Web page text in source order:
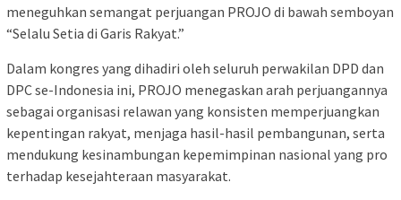
meneguhkan semangat perjuangan PROJO di bawah semboyan
“Selalu Setia di Garis Rakyat.”
Dalam kongres yang dihadiri oleh seluruh perwakilan DPD dan
DPC se-Indonesia ini, PROJO menegaskan arah perjuangannya
sebagai organisasi relawan yang konsisten memperjuangkan
kepentingan rakyat, menjaga hasil-hasil pembangunan, serta
mendukung kesinambungan kepemimpinan nasional yang pro
terhadap kesejahteraan masyarakat.